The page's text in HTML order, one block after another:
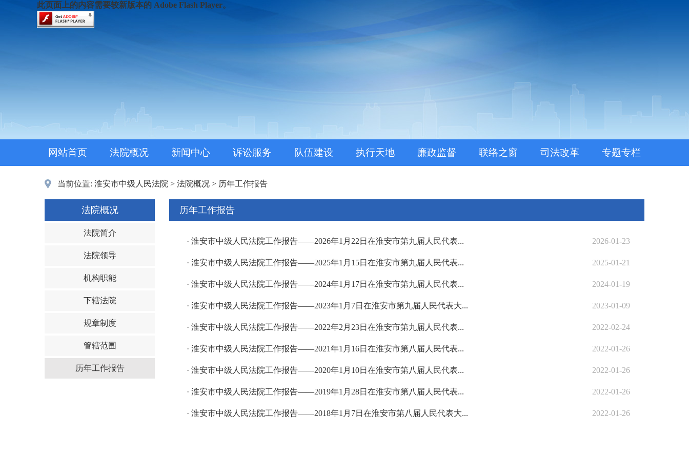
此页面上的内容需要较新版本的 Adobe Flash Player。
网站首页 法院概况 新闻中心 诉讼服务 队伍建设 执行天地 廉政监督 联络之窗 司法改革 专题专栏
当前位置: 淮安市中级人民法院 > 法院概况 > 历年工作报告
法院概况
法院简介
法院领导
机构职能
下辖法院
规章制度
管辖范围
历年工作报告
历年工作报告
2026-01-23
· 淮安市中级人民法院工作报告——2026年1月22日在淮安市第九届人民代表...
2025-01-21
· 淮安市中级人民法院工作报告——2025年1月15日在淮安市第九届人民代表...
2024-01-19
· 淮安市中级人民法院工作报告——2024年1月17日在淮安市第九届人民代表...
2023-01-09
· 淮安市中级人民法院工作报告——2023年1月7日在淮安市第九届人民代表大...
2022-02-24
· 淮安市中级人民法院工作报告——2022年2月23日在淮安市第九届人民代表...
2022-01-26
· 淮安市中级人民法院工作报告——2021年1月16日在淮安市第八届人民代表...
2022-01-26
· 淮安市中级人民法院工作报告——2020年1月10日在淮安市第八届人民代表...
2022-01-26
· 淮安市中级人民法院工作报告——2019年1月28日在淮安市第八届人民代表...
2022-01-26
· 淮安市中级人民法院工作报告——2018年1月7日在淮安市第八届人民代表大...